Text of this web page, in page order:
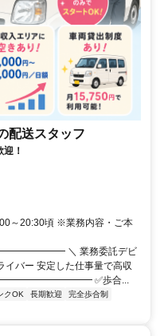
配送スタッフ
！
～20:30頃 ※業務内容・ご本
＼ 業務委託デビ
イバー 安定した仕事量で高収
✅歩合...
クOK 長期歓迎
完全歩合制